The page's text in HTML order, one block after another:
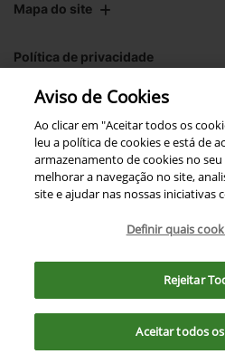
Mapa do site
Política de privacidade
CNPJ:
No trânsito, enxergar o
Desenvolvido pela. Ao seguir
concorda com nossas políticas.
Exercise Your Rights
OneTrust
Aviso de Cookies
Ao clicar em "Aceitar todos os
leu a política de cookies e está de
armazenamento de cookies no
melhorar a navegação no site,
site e ajudar nas nossas iniciativas
Definir quais
Rejeitar
Aceitar todos